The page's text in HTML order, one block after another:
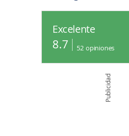
Excelente
8.7 52 opiniones
Publicidad